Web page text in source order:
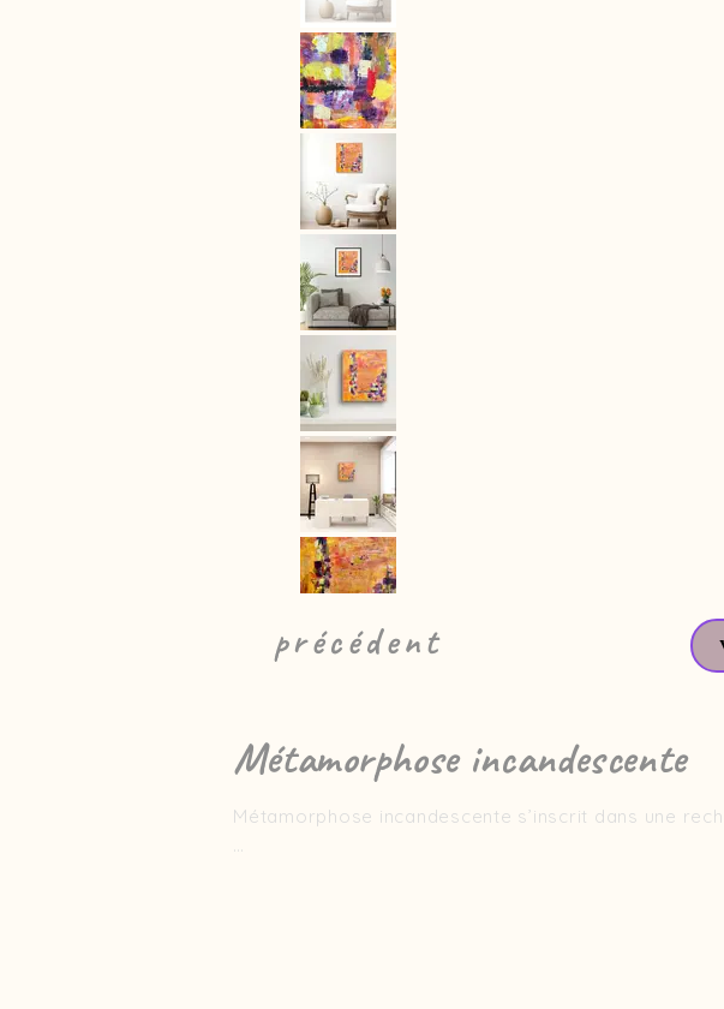
précédent
Métamorphose incandescente
Métamorphose incandescente s’inscrit dans une